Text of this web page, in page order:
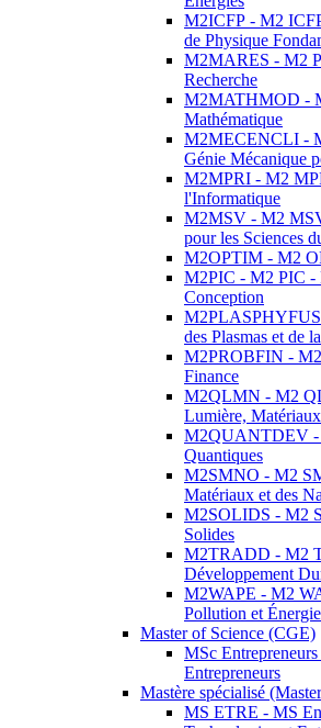
M2ICFP - M2
de Physique
M2MARES - M2
Recherche
M2MATHMOD -
Mathématique
M2MECENCLI -
Génie Mécanique
M2MPRI - M2
l'Informatique
M2MSV - M2
pour les Sciences
M2OPTIM - M2
M2PIC - M2 PIC -
Conception
des Plasmas et de
M2PROBFIN -
Finance
M2QLMN - M2
Lumière,
M2QUANTDEV -
Quantiques
M2SMNO - M2
Matériaux et des
M2SOLIDS - M2
Solides
M2TRADD - M2
Développement
M2WAPE - M2
Pollution et
Master of Science (CGE)
MSc
Entrepreneurs
Mastère spécialisé
MS ETRE - MS